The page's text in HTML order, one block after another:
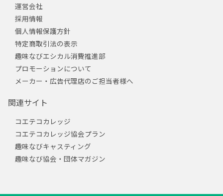
運営会社
採用情報
個人情報保護方針
特定商取引法の表示
趣味なびエシカル消費推進部
プロモーションについて
メーカー・広告代理店のご担当者様へ
関連サイト
コエテコカレッジ
コエテコカレッジ協会プラン
趣味なびキャスティング
趣味なび協会・団体マガジン